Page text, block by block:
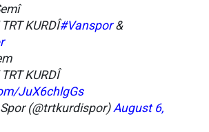
KURDÎ#Vanspor&
KURDÎ
JuX6chlgGs
(@trtkurdispor) August 6,